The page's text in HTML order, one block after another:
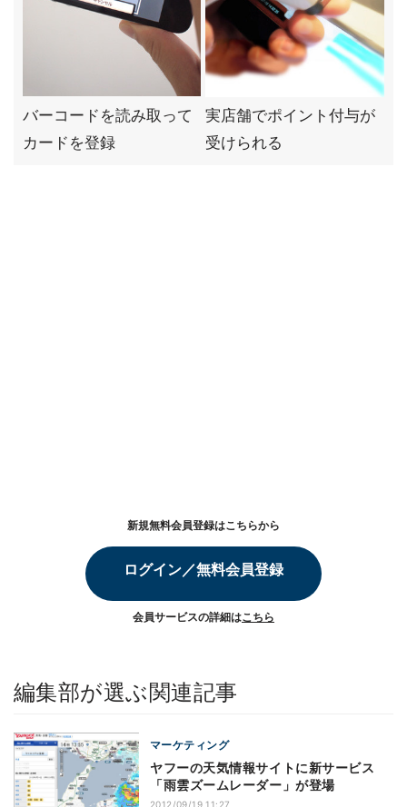
バーコードを読み取って
カードを登録
実店舗でポイント付与が
受けられる
新規無料会員登録はこちらから
ログイン／無料会員登録
会員サービスの詳細はこちら
編集部が選ぶ関連記事
マーケティング
ヤフーの天気情報サイトに新サービス
「雨雲ズームレーダー」が登場
2012/09/19 11:27